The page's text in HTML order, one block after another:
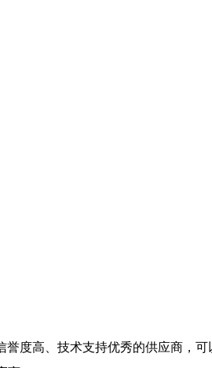
度高、技术支持优秀的供应商，可